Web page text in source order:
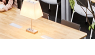
졸업요건
장학제도
외국어프로그램
강의